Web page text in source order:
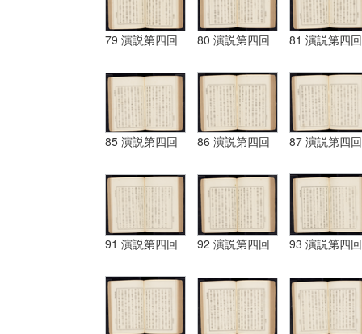
79 演説第四回 80 演説第四回 81 演説第四回
85 演説第四回 86 演説第四回 87 演説第四回
91 演説第四回 92 演説第四回 93 演説第四回